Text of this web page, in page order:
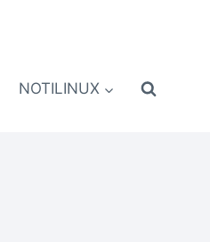
NOTILINUX